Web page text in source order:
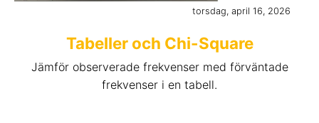
torsdag, april 16, 2026
Tabeller och Chi-Square
Jämför observerade frekvenser med förväntade
frekvenser i en tabell.